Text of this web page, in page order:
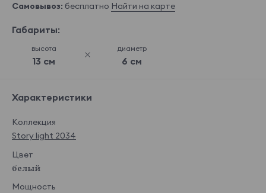
Самовывоз: бесплатно Найти на карте
Габариты:
высота
13 см
диаметр
6 см
Характеристики
Коллекция
Story light 2034
Цвет
белый
Мощность